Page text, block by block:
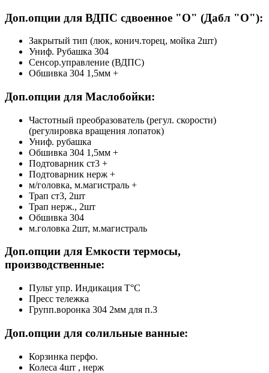
Доп.опции для ВДПС сдвоенное "О" (Дабл "О"):
Закрытый тип (люк, конич.торец, мойка 2шт)
Униф. Рубашка 304
Сенсор.управление (ВДПС)
Обшивка 304 1,5мм +
Доп.опции для Маслобойки:
Частотный преобразователь (регул. скорости)
(регулировка вращения лопаток)
Униф. рубашка
Обшивка 304 1,5мм +
Подтоварник ст3 +
Подтоварник нерж +
м/головка, м.магистраль +
Трап ст3, 2шт
Трап нерж., 2шт
Обшивка 304
м.головка 2шт, м.магистраль
Доп.опции для Емкости термосы,
производственные:
Пульт упр. Индикация Т°С
Пресс тележка
Групп.воронка 304 2мм для п.3
Доп.опции для солильные ванные:
Корзинка перфо.
Колеса 4шт , нерж